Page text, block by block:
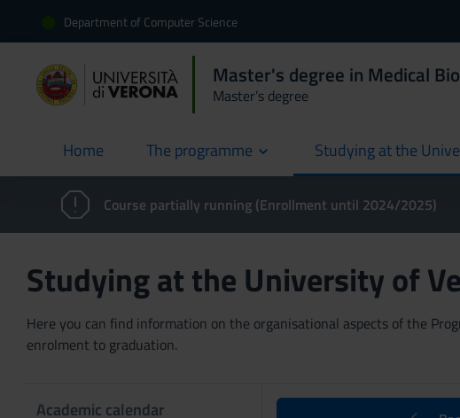
Department of Computer Science
Master's degree in Medical
Master’s degree
Home
current The programme Studying at the
Course partially running (Enrollment until 2024/2025)
Studying at the University of
Here you can find information on the organisational aspects of the
enrolment to graduation.
Academic calendar